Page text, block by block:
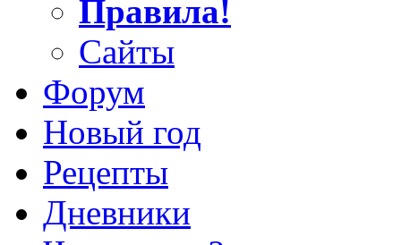
Правила!
Сайты
Форум
Новый год
Рецепты
Дневники